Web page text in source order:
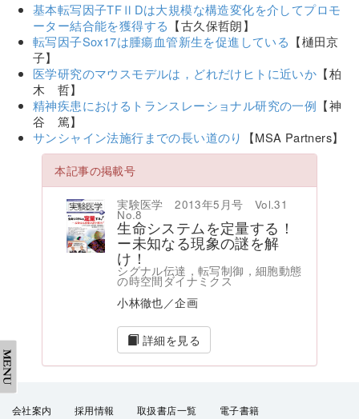
基本転写因子TFⅡDは大規模な構造変化を介してプロモ
ーター結合能を獲得する 【古久保哲朗】
転写因子Sox17は腫瘍血管新生を促進している 【樋田京
子】
医学研究のマウスモデルは，どれだけヒトに近いか 【柏
木 哲】
精神疾患におけるトランスレーショナル研究の一例 【神
谷 篤】
サンシャイン法施行までの長い道のり
【MSA Partners】
本記事の掲載号
実験医学 2013年5月号 Vol.31
No.8
生命システムを定量する！
ー未知なる現象の謎を解
け！
シグナル伝達，転写制御，細胞動態
の時空間ダイナミクス
小林徹也／企画
詳細を見る
会社案内 採用情報 取扱書店一覧 電子書籍